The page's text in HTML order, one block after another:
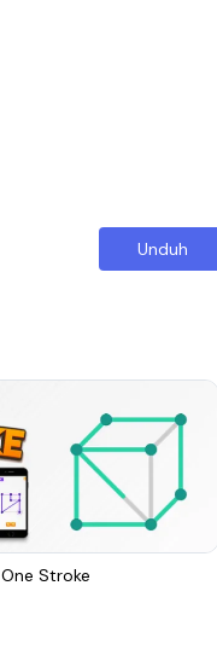
Unduh
One Stroke